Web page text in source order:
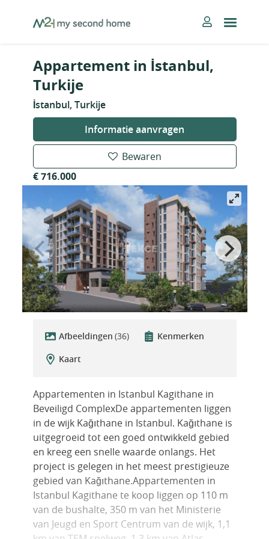
MySecondHome
Appartement in İstanbul,
Turkije
İstanbul, Turkije
Informatie aanvragen
Bewaren
€ 716.000
Afbeeldingen (36)
Kenmerken
Kaart
Appartementen in Istanbul Kagithane in
Beveiligd ComplexDe appartementen liggen
in de wijk Kağıthane in Istanbul. Kağıthane is
uitgegroeid tot een goed ontwikkeld gebied
en kreeg een snelle waarde onlangs. Het
project is gelegen in het meest prestigieuze
gebied van Kağıthane.Appartementen in
Istanbul Kagithane te koop liggen op 110 m
van de bushalte, 350 m van het Ministerie
van Jeugd en Sport Centrum van de wijk, 1,1